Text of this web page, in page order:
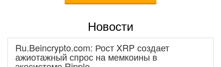
Новости
Ru.Beincrypto.com: Рост XRP создает
ажиотажный спрос на мемкоины в